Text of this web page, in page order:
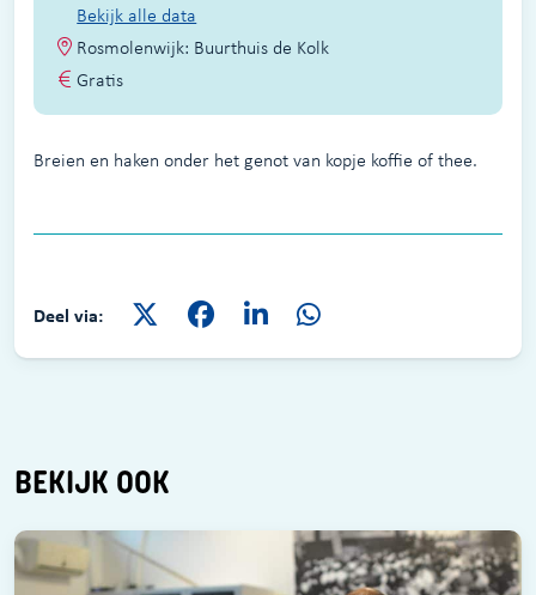
Bekijk alle data
Rosmolenwijk: Buurthuis de Kolk
Gratis
Breien en haken onder het genot van kopje koffie of thee.
Deel via:
BEKIJK OOK